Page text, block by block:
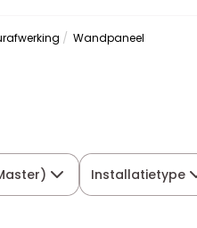
Wandpaneel
Installatietype